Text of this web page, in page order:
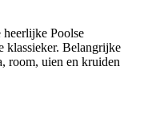
heerlijke Poolse
klassieker. Belangrijke
room, uien en kruiden